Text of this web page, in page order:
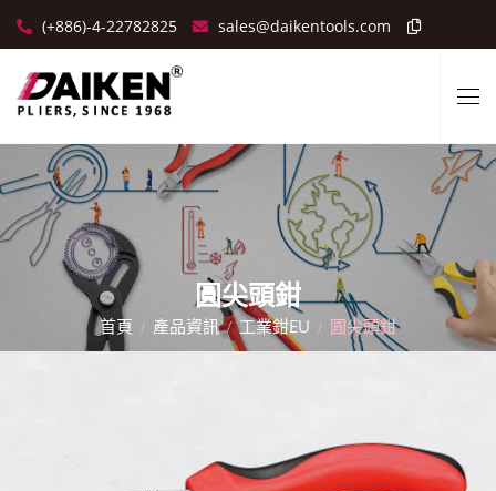
(+886)-4-22782825 sales@daikentools.com
圓尖頭鉗
首頁 產品資訊 工業鉗EU 圓尖頭鉗